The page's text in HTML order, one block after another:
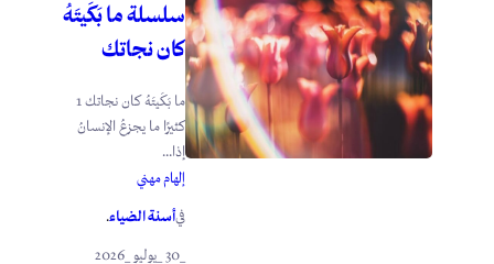
سلسلة ما بَكَيتَهُ
كان نجاتك
ما بَكَيتَهُ كان نجاتك 1
كثيرًا ما يجزعُ الإنسانُ
إذا...
إلهام مهني
فيأسنة الضياء.